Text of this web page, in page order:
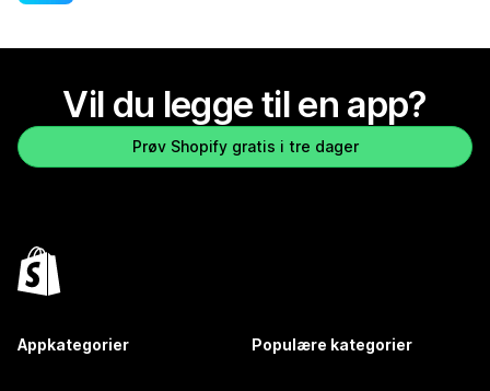
Vil du legge til en app?
Prøv Shopify gratis i tre dager
Appkategorier Populære kategorier